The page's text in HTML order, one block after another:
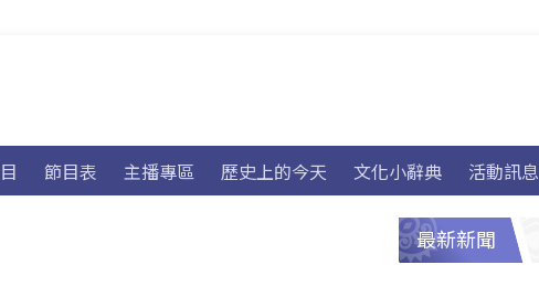
節目表 主播專區 歷史上的今天 文化小辭典 活動訊息
最新新聞